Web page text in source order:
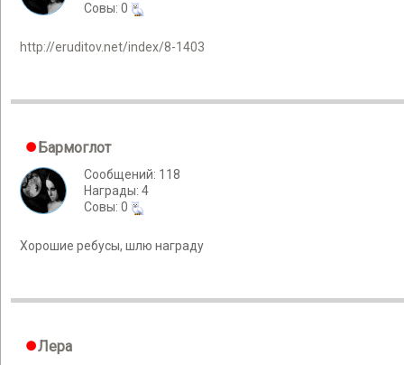
Cовы: 0
http://eruditov.net/index/8-1403
Бармоглот
Сообщений: 118
Награды: 4
Cовы: 0
Хорошие ребусы, шлю награду
Лера